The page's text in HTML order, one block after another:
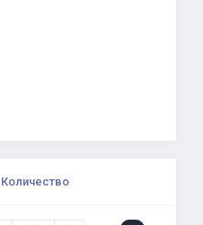
Количество